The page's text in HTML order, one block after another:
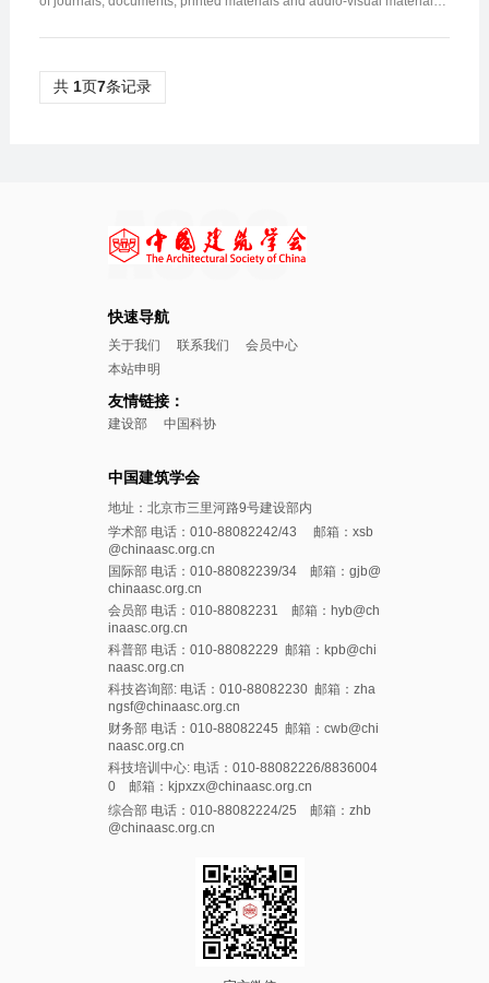
共 1页7条记录
快速导航
关于我们 联系我们
会员中心
本站申明
友情链接：
建设部 中国科协
中国建筑学会
地址：北京市三里河路9号建设部内
学术部 电话：010-88082242/43 邮箱：xsb
@chinaasc.org.cn
国际部 电话：010-88082239/34 邮箱：gjb@
chinaasc.org.cn
会员部 电话：010-88082231 邮箱：hyb@ch
inaasc.org.cn
科普部 电话：010-88082229 邮箱：kpb@chi
naasc.org.cn
科技咨询部: 电话：010-88082230 邮箱：zha
ngsf@chinaasc.org.cn
财务部 电话：010-88082245 邮箱：cwb@chi
naasc.org.cn
科技培训中心: 电话：010-88082226/8836004
0 邮箱：kjpxzx@chinaasc.org.cn
综合部 电话：010-88082224/25 邮箱：zhb
@chinaasc.org.cn